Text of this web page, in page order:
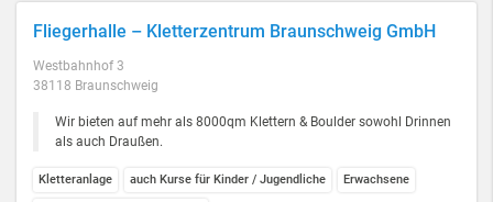
Fliegerhalle – Kletterzentrum Braunschweig GmbH
Westbahnhof 3
38118 Braunschweig
Wir bieten auf mehr als 8000qm Klettern & Boulder sowohl Drinnen
als auch Draußen.
Kletteranlage auch Kurse für Kinder / Jugendliche Erwachsene